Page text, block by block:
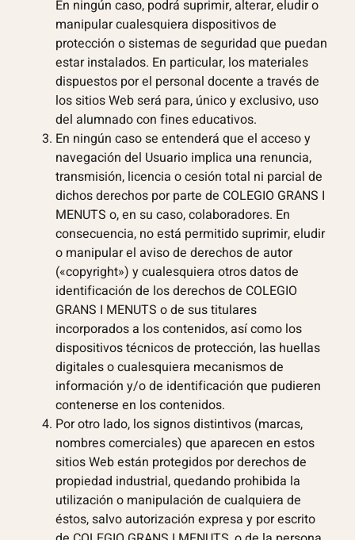
En ningún caso, podrá suprimir, alterar, eludir o
manipular cualesquiera dispositivos de
protección o sistemas de seguridad que puedan
estar instalados. En particular, los materiales
dispuestos por el personal docente a través de
los sitios Web será para, único y exclusivo, uso
del alumnado con fines educativos.
En ningún caso se entenderá que el acceso y
navegación del Usuario implica una renuncia,
transmisión, licencia o cesión total ni parcial de
dichos derechos por parte de COLEGIO GRANS I
MENUTS o, en su caso, colaboradores. En
consecuencia, no está permitido suprimir, eludir
o manipular el aviso de derechos de autor
(«copyright») y cualesquiera otros datos de
identificación de los derechos de COLEGIO
GRANS I MENUTS o de sus titulares
incorporados a los contenidos, así como los
dispositivos técnicos de protección, las huellas
digitales o cualesquiera mecanismos de
información y/o de identificación que pudieren
contenerse en los contenidos.
Por otro lado, los signos distintivos (marcas,
nombres comerciales) que aparecen en estos
sitios Web están protegidos por derechos de
propiedad industrial, quedando prohibida la
utilización o manipulación de cualquiera de
éstos, salvo autorización expresa y por escrito